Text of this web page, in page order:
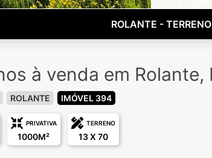
ROLANTE -
à venda em Rolante,
ROLANTE IMÓVEL 394
PRIVATIVA
1000M²
TERRENO
13 X 70